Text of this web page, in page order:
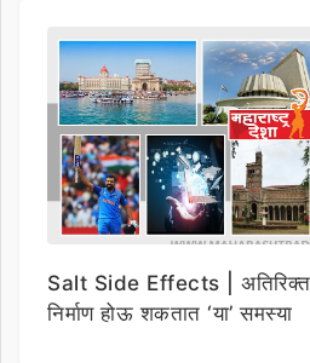
Salt Side Effects | अतिरिक्त
निर्माण होऊ शकतात ‘या’ समस्या